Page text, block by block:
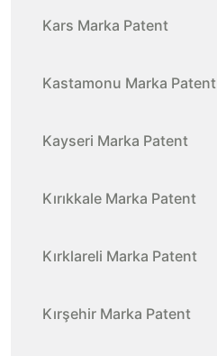
Kars Marka Patent
Kastamonu Marka Patent
Kayseri Marka Patent
Kırıkkale Marka Patent
Kırklareli Marka Patent
Kırşehir Marka Patent